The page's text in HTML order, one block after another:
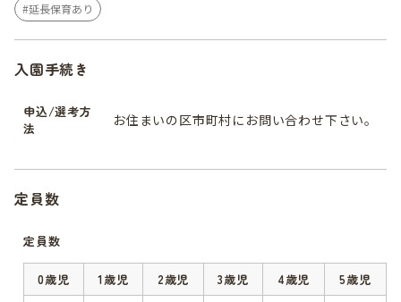
延長保育あり
入園手続き
申込/選考方
法
お住まいの区市町村にお問い合わせ下さい。
定員数
定員数
0歳児 1歳児 2歳児 3歳児 4歳児
5歳児